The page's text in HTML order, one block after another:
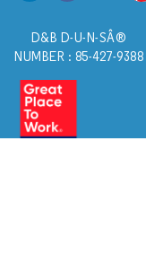
D&B D-U-N-SÂ®
NUMBER : 85-427-9388